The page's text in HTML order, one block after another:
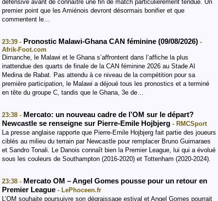
défensive avant de connaître une fin de match particulièrement tendue. Un
premier point que les Amiénois devront désormais bonifier et que
commentent le…
23:39 - Pronostic Malawi-Ghana CAN féminine (09/08/2026) -
Afrik-Foot.com
Dimanche, le Malawi et le Ghana s’affrontent dans l’affiche la plus
inattendue des quarts de finale de la CAN féminine 2026 au Stade Al
Medina de Rabat. Pas attendu à ce niveau de la compétition pour sa
première participation, le Malawi a déjoué tous les pronostics et a terminé
en tête du groupe C, tandis que le Ghana, 3e de…
23:38 - Mercato: un nouveau cadre de l’OM sur le départ?
Newcastle se renseigne sur Pierre-Emile Hojbjerg - RMCSport
La presse anglaise rapporte que Pierre-Emile Hojbjerg fait partie des joueurs
ciblés au milieu du terrain par Newcastle pour remplacer Bruno Guimaraes
et Sandro Tonali. Le Danois connaît bien la Premier League, lui qui a évolué
sous les couleurs de Southampton (2016-2020) et Tottenham (2020-2024).
23:38 - Mercato OM – Angel Gomes pousse pour un retour en
Premier League - LePhoceen.fr
L’OM souhaite poursuivre son dégraissage estival et Angel Gomes pourrait